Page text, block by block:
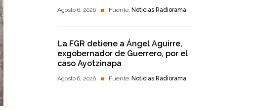
Agosto 6, 2026 Fuente: Noticias Radiorama
La FGR detiene a Ángel Aguirre,
exgobernador de Guerrero, por el
caso Ayotzinapa
Agosto 6, 2026 Fuente: Noticias Radiorama